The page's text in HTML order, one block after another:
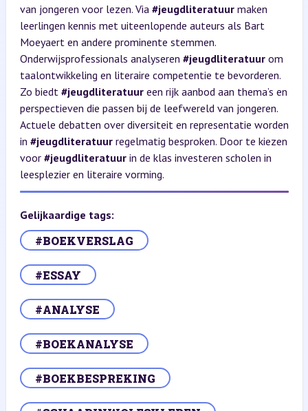
van jongeren voor lezen. Via #jeugdliteratuurmaken
leerlingen kennis met uiteenlopende auteurs als Bart
Moeyaert en andere prominente stemmen.
Onderwijsprofessionals analyseren #jeugdliteratuurom
taalontwikkeling en literaire competentie te bevorderen.
Zo biedt #jeugdliteratuureen rijk aanbod aan thema’s en
perspectieven die passen bij de leefwereld van jongeren.
Actuele debatten over diversiteit en representatie worden
in #jeugdliteratuurregelmatig besproken. Door te kiezen
voor #jeugdliteratuurin de klas investeren scholen in
leesplezier en literaire vorming.
Gelijkaardige tags:
#BOEKVERSLAG
#ESSAY
#ANALYSE
#BOEKANALYSE
#BOEKBESPREKING